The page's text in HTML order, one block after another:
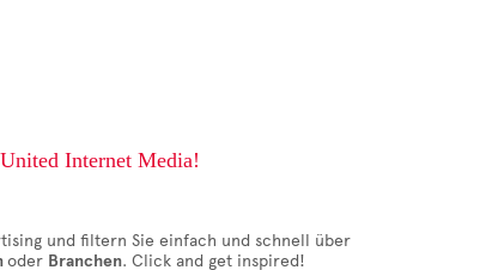
Internet Media!
und filtern Sie einfach und schnell über
oder Branchen. Click and get inspired!